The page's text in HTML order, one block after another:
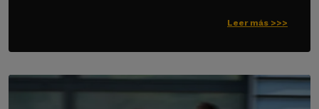
Leer más >>>